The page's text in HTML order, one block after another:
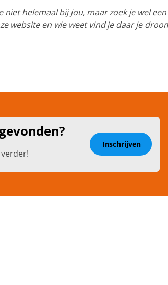
niet helemaal bij jou, maar zoek je wel
website en wie weet vind je daar je
Inschrijven